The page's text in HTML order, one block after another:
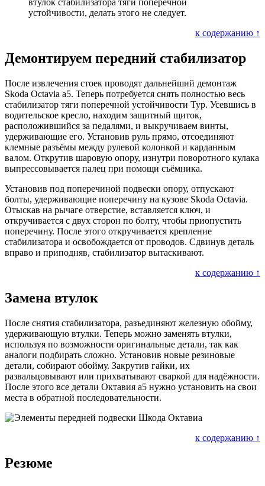
втулок стабилизатора тяги поперечной
устойчивости, делать этого не следует.
к содержанию ↑
Демонтируем передний стабилизатор
После извлечения стоек проводят дальнейший демонтаж
Skoda Octavia а5. Теперь потребуется снять полностью весь
стабилизатор тяги поперечной устойчивости Тур. Усевшись в
водительское кресло, находим защитный щиток,
расположившийся за педалями, и выкручиваем винты,
удерживающие его. Установив руль прямо, отсоединяют
клемные разъёмы между рулевой колонкой и карданным
валом. Открутив шаровую опору, изнутри поворотного кулака
выпрессовывается палец при помощи съёмника.
Установив под поперечиной подвески опору, отпускают
болты, удерживающие поперечину на кузове Skoda Octavia.
Отыскав на рычаге отверстие, вставляется ключ, и
откручивается с двух сторон по болту, чтобы приопустить
поперечину. После этого откручивается крепление
стабилизатора и освобождается от проводов. Сдвинув деталь
вправо и приподняв, стабилизатор вытаскивают.
к содержанию ↑
Замена втулок
После снятия стабилизатора, разъединяют железную обойму,
удерживающую втулки. Теперь можно заменять втулки,
используя по возможности оригинальные детали, так как
аналоги подбирать сложно. Установив новые резиновые
детали, собирают обойму. Закрутив гайки, их
развальцовывают или прихватывают сваркой для надёжности.
После этого все детали Октавия а5 нужно установить на свои
места в обратной последовательности.
к содержанию ↑
Резюме